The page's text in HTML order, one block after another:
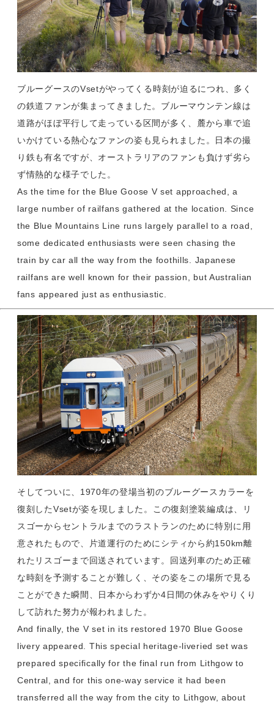
ブルーグースのVsetがやってくる時刻が迫るにつれ、多く
の鉄道ファンが集まってきました。ブルーマウンテン線は
道路がほぼ平行して走っている区間が多く、麓から車で追
いかけている熱心なファンの姿も見られました。日本の撮
り鉄も有名ですが、オーストラリアのファンも負けず劣ら
ず情熱的な様子でした。
As the time for the Blue Goose V set approached, a
large number of railfans gathered at the location. Since
the Blue Mountains Line runs largely parallel to a road,
some dedicated enthusiasts were seen chasing the
train by car all the way from the foothills. Japanese
railfans are well known for their passion, but Australian
fans appeared just as enthusiastic.
そしてついに、1970年の登場当初のブルーグースカラーを
復刻したVsetが姿を現しました。この復刻塗装編成は、リ
スゴーからセントラルまでのラストランのために特別に用
意されたもので、片道運行のためにシティから約150km離
れたリスゴーまで回送されています。回送列車のため正確
な時刻を予測することが難しく、その姿をこの場所で見る
ことができた瞬間、日本からわずか4日間の休みをやりくり
して訪れた努力が報われました。
And finally, the V set in its restored 1970 Blue Goose
livery appeared. This special heritage-liveried set was
prepared specifically for the final run from Lithgow to
Central, and for this one-way service it had been
transferred all the way from the city to Lithgow, about